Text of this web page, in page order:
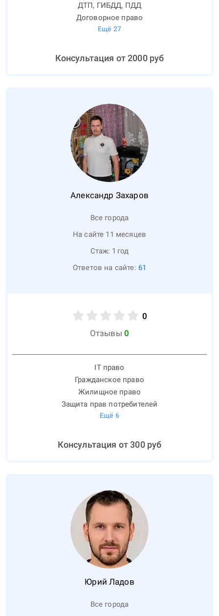
ДТП, ГИБДД, ПДД
Договорное право
Ещё 27
Консультация от2000руб
Александр Захаров
Все города
На сайте 11 месяцев
Стаж: 1 год
Ответов на сайте: 61
0
Отзывы 0
IT право
Гражданское право
Жилищное право
Защита прав потребителей
Ещё 6
Консультация от300руб
Юрий Ладов
Все города